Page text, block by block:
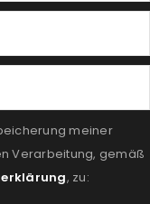
meiner
Verarbeitung, gemäß
, zu: